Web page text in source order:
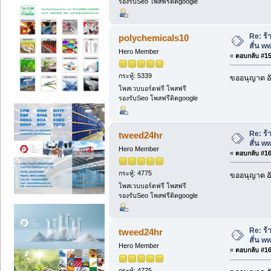
polychemicals10
Hero Member
กระทู้: 5339
โพสเวบบอร์ดฟรี โพสฟรี
รองรับSeo โพสฟรีติดgoogle
Re:
สั่น
« ตอบกลับ
ขออนุญาต
tweed24hr
Hero Member
กระทู้: 4775
โพสเวบบอร์ดฟรี โพสฟรี
รองรับSeo โพสฟรีติดgoogle
Re: ร้
สั่น
« ตอบกลับ
ขออนุญาต
tweed24hr
Hero Member
Re:
สั่น
« ตอบกลับ